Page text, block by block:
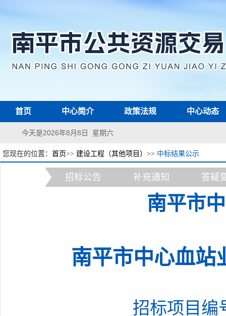
首页 中心简介 政策法规 中心动态
今天是2026年8月8日 星期六
您现在的位置： 首页>> 建设工程（其他项目） >> 中标结果公示
招标公告 补充通知 答疑
南平市
南平市中心血站
招标项目编